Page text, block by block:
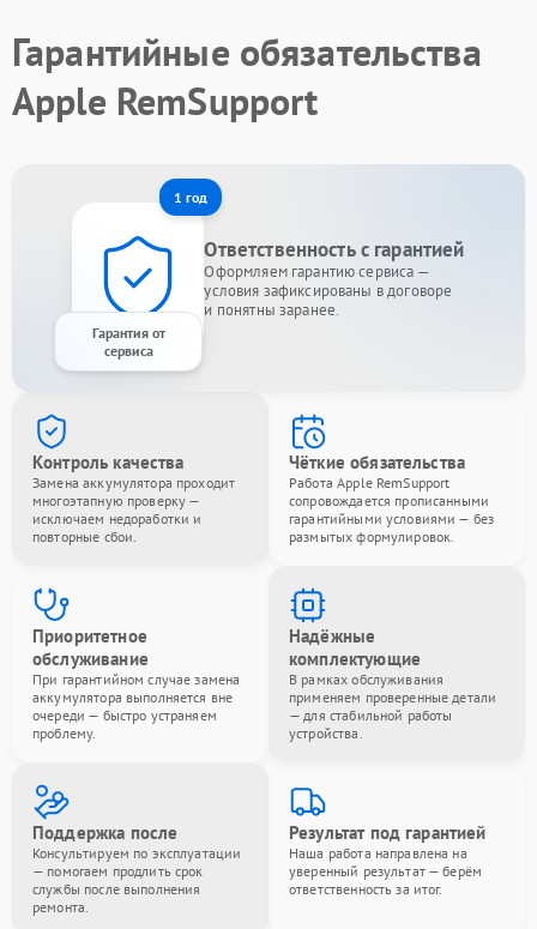
Гарантийные обязательства
Apple RemSupport
1 год
Гарантия от
сервиса
Ответственность с гарантией
Оформляем гарантию сервиса —
условия зафиксированы в договоре
и понятны заранее.
Контроль качества
Замена аккумулятора проходит
многоэтапную проверку —
исключаем недоработки и
повторные сбои.
Чёткие обязательства
Работа Apple RemSupport
сопровождается прописанными
гарантийными условиями — без
размытых формулировок.
Приоритетное
обслуживание
При гарантийном случае замена
аккумулятора выполняется вне
очереди — быстро устраняем
проблему.
Надёжные
комплектующие
В рамках обслуживания
применяем проверенные детали
— для стабильной работы
устройства.
Поддержка после
Консультируем по эксплуатации
— помогаем продлить срок
службы после выполнения
ремонта.
Результат под гарантией
Наша работа направлена на
уверенный результат — берём
ответственность за итог.